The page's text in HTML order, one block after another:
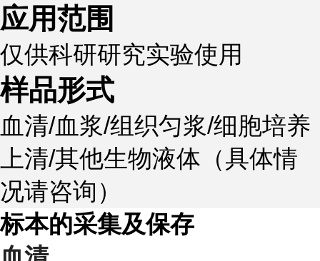
应用范围
仅供科研研究实验使用
样品形式
血清/血浆/组织匀浆/细胞培养
上清/其他生物液体（具体情
况请咨询）
标本的采集及保存